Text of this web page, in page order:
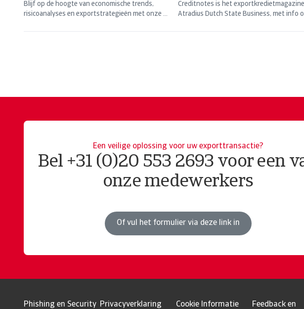
Blijf op de hoogte van economische trends,
risicoanalyses en exportstrategieën met onze ...
Creditnotes is het
Atradius Dutch State Business, met info
Een veilige oplossing voor uw exporttransactie?
Bel +31 (0)20 553 2693 voor een
onze medewerkers
Of vul het formulier via deze link in
Phishing en Security Privacyverklaring Cookie Informatie Feedback en